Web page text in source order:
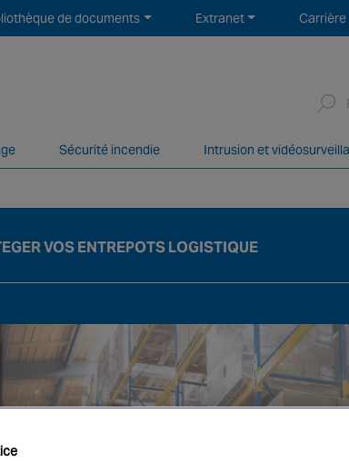
Carrière
Extranet
de documents
Sécurité incendie Intrusion et
VOS ENTREPOTS LOGISTIQUE